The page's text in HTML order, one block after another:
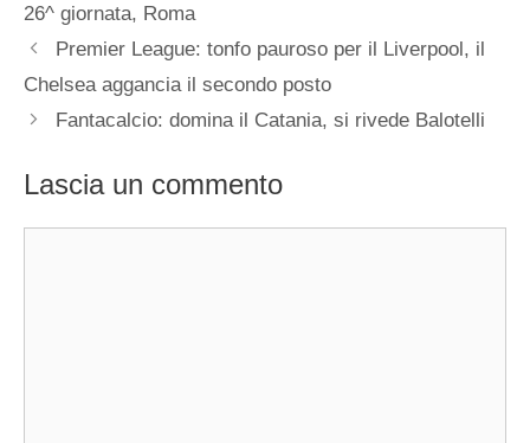
26^ giornata, Roma
Premier League: tonfo pauroso per il Liverpool, il
Chelsea aggancia il secondo posto
Fantacalcio: domina il Catania, si rivede Balotelli
Lascia un commento